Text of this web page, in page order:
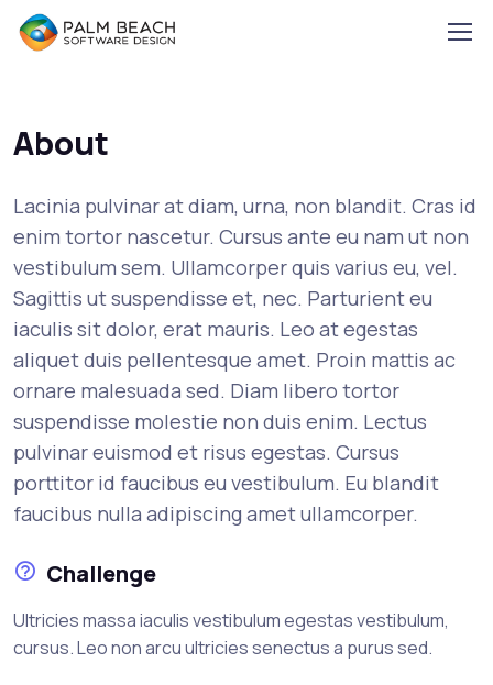
About
Lacinia pulvinar at diam, urna, non blandit. Cras id
enim tortor nascetur. Cursus ante eu nam ut non
vestibulum sem. Ullamcorper quis varius eu, vel.
Sagittis ut suspendisse et, nec. Parturient eu
iaculis sit dolor, erat mauris. Leo at egestas
aliquet duis pellentesque amet. Proin mattis ac
ornare malesuada sed. Diam libero tortor
suspendisse molestie non duis enim. Lectus
pulvinar euismod et risus egestas. Cursus
porttitor id faucibus eu vestibulum. Eu blandit
faucibus nulla adipiscing amet ullamcorper.
Challenge
Ultricies massa iaculis vestibulum egestas vestibulum,
cursus. Leo non arcu ultricies senectus a purus sed.